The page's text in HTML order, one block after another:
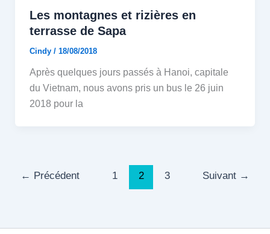
Les montagnes et rizières en
terrasse de Sapa
Cindy / 18/08/2018
Après quelques jours passés à Hanoi, capitale
du Vietnam, nous avons pris un bus le 26 juin
2018 pour la
← Précédent 1 2 3 Suivant →